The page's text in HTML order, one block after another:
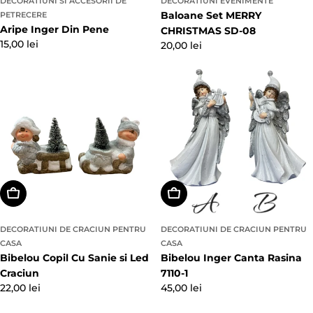
caminul cu ajutorul decoratiunilor de la Figo
Decor? Alege dintre urmatoarele variante de
decoratiuni pentru casa de Craciun:
Fete de perna cu motive de Craciun;
Globuri muzicale in diferite dimensiuni;
Cesti tematice;
Ceainice cu Mos Craciun;
Stickere de sarbatoare;
Clopotele metalice;
Fete de masa specifice evenimentului;
Figurine de podea;
Figurine de dimensiuni mici;
Brazi artificiali;
Lumanari din plastic cu led;
PETRECERE
Aripe Inger Din Pene
Preț
15,00 lei
Baloane Set MERRY
CHRISTMAS SD-08
Preț
20,00 lei
Alegeți Opțiunile
DECORATIUNI DE CRACIUN PENTRU
CASA
Bibelou Copil Cu Sanie si Led
Craciun
Preț
22,00 lei
Alegeți Opțiunile
DECORATIUNI DE CRACIUN PENTRU
CASA
Bibelou Inger Canta Rasina
7110-1
Preț
45,00 lei